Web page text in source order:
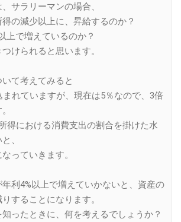
サラリーマンの場合、
の減少以上に、昇給するのか？
上で増えているのか？
けられると思います。
て考えてみると
まれていますが、現在は5％なので、3倍
得における消費支出の割合を掛けた水
、
っていきます。
利4%以上で増えていかないと、資産の
することになります。
ったときに、何を考えるでしょうか？